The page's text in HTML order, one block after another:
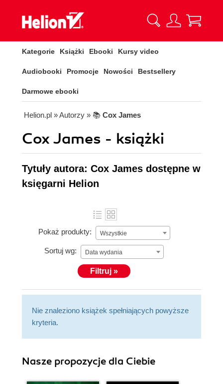
Kategorie Książki Ebooki Kursy video
Audiobooki Promocje Nowości Bestsellery
Darmowe ebooki
Helion.pl » Autorzy » 📚 Cox James
Cox James - książki
Tytuły autora: Cox James dostępne w
księgarni Helion
Pokaż produkty: Wszystkie
Sortuj wg: Data wydania
Filtruj »
Nie znaleziono książek spełniających powyższe
kryteria.
Nasze propozycje dla Ciebie